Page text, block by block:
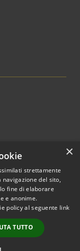
© 2026 • Comune di
• Powered by
•
Accesso
redazione
×
strettamente
del sito,
fine di elaborare
e anonime.
policy al seguente link
TUTTO